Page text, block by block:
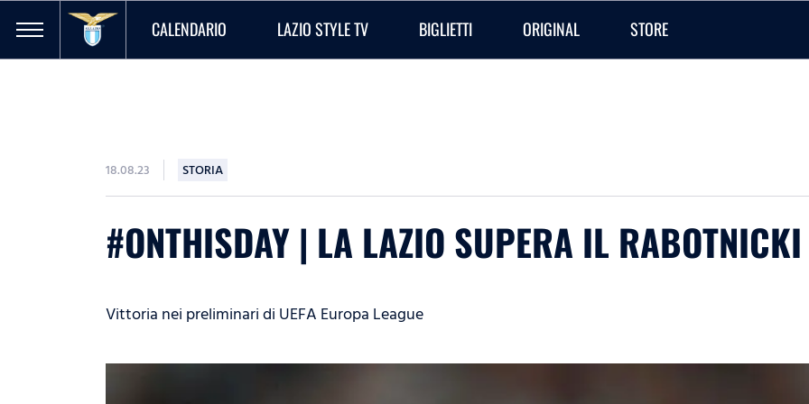
CALENDARIO LAZIO STYLE TV BIGLIETTI ORIGINAL STORE
18.08.23 STORIA
#ONTHISDAY | LA LAZIO SUPERA IL RABOTNICKI
Vittoria nei preliminari di UEFA Europa League